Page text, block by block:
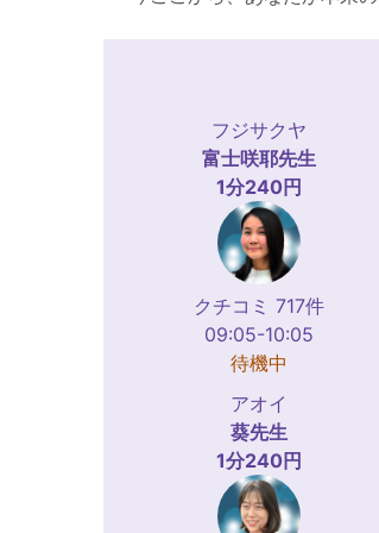
フジサクヤ
富士咲耶先生
1分240円
クチコミ 717件
09:05-10:05
待機中
アオイ
葵先生
1分240円